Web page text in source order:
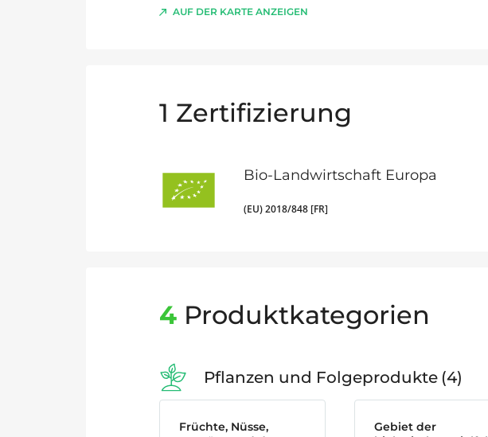
AUF DER KARTE ANZEIGEN
1 Zertifizierung
Bio-Landwirtschaft Europa
(EU) 2018/848 [FR]
4 Produktkategorien
Pflanzen und Folgeprodukte 4
Früchte, Nüsse,
Gebiet der